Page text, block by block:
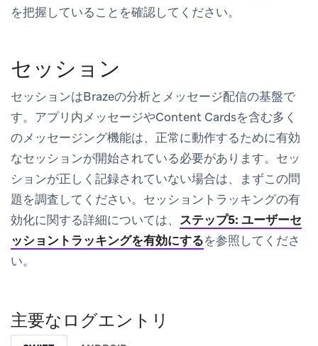
を把握していることを確認してください。
セッション
セッションはBrazeの分析とメッセージ配信の基盤で
す。アプリ内メッセージやContent Cardsを含む多く
のメッセージング機能は、正常に動作するために有効
なセッションが開始されている必要があります。セッ
ションが正しく記録されていない場合は、まずこの問
題を調査してください。セッショントラッキングの有
効化に関する詳細については、 ステップ5: ユーザーセ
ッショントラッキングを有効にするを参照してくださ
い。
主要なログエントリ